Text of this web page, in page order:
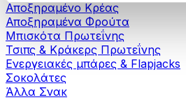
Αποξηραμένο Κρέας
Αποξηραμένα Φρούτα
Μπισκότα Πρωτεΐνης
Τσιπς & Kράκερς Πρωτεΐνης
Ενεργειακές μπάρες & Flapjacks
Σοκολάτες
Άλλα Σνακ